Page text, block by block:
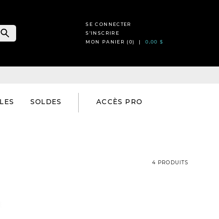
SE CONNECTER
S’INSCRIRE
MON PANIER (0) |0,00 $
SOLDES ACCÈS PRO
4 PRODUITS